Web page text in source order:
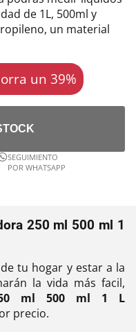
de 1L, 500ml y
un material
un 39%
SEGUIMIENTO
POR WHATSAPP
250 ml 500 ml 1
tu hogar y estar a la
la vida más facil,
ml 500 ml 1 L
precio.